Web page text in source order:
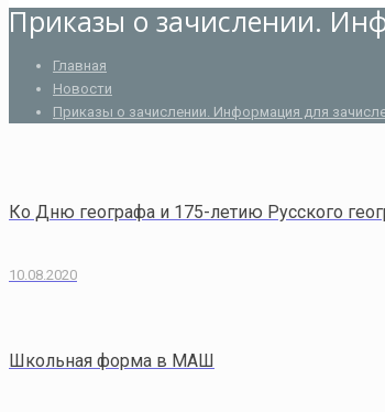
Приказы о зачислении.
Главная
Новости
Приказы о зачислении. Информация для
Ко Дню географа и 175-летию Русского
10.08.2020
Школьная форма в МАШ